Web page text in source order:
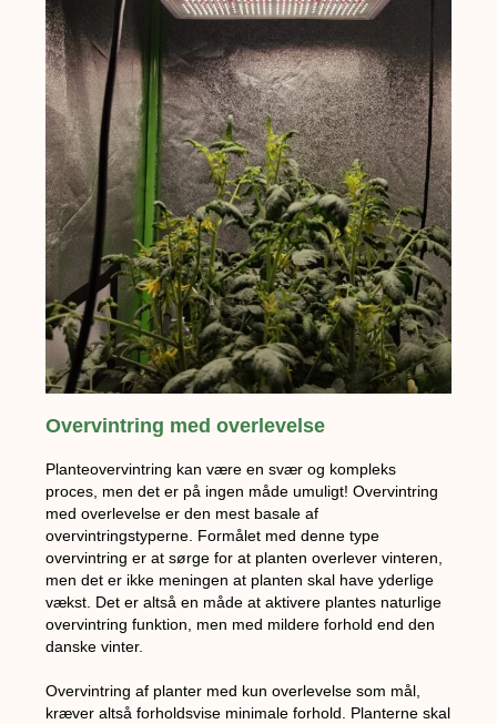
Overvintring med overlevelse
Planteovervintring kan være en svær og kompleks
proces, men det er på ingen måde umuligt! Overvintring
med overlevelse er den mest basale af
overvintringstyperne. Formålet med denne type
overvintring er at sørge for at planten overlever vinteren,
men det er ikke meningen at planten skal have yderlige
vækst. Det er altså en måde at aktivere plantes naturlige
overvintring funktion, men med mildere forhold end den
danske vinter.
Overvintring af planter med kun overlevelse som mål,
kræver altså forholdsvise minimale forhold. Planterne skal